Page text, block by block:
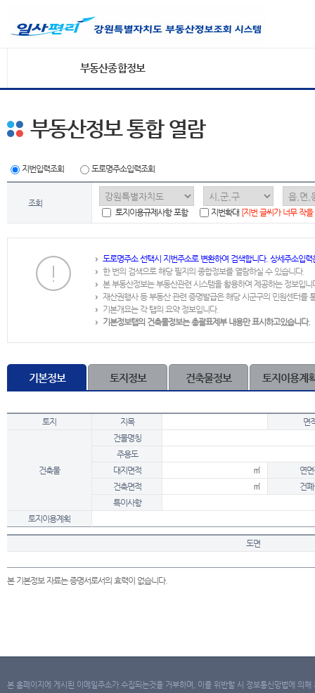
부동산종합정보
부동산정보 통합 열람
지번입력조회 도로명주소입력조회
조회
토지이용규제사항 포함
지번확대 [지번 글씨가 너무 작
도로명주소 선택시 지번주소로 변환하여 검색합니다. 상세주소입
한 번의 검색으로 해당 필지의 종합정보를 열람하실 수 있습니다.
본 부동산정보는 부동산관련 시스템을 활용하여 제공하는 정보입니
재산권행사 등 부동산 관련 증명발급은 해당 시군구의 민원센터를
기본개요는 각 탭의 요약 정보입니다.
기본정보탭의 건축물정보는 총괄표제부 내용만 표시하고있습니다.
기본정보 토지정보 건축물정보 토지이용계
토지 지목 면
건축물
건물명칭
주용도
대지면적
㎡
연
건축면적
㎡
건
특이사항
토지이용계획
도면
본 기본정보 자료는 증명서로서의 효력이 없습니다.
본 홈페이지에 게시된 이메일주소가 수집되는것을 거부하며, 이를 위반할 시 정보통신망법에 의